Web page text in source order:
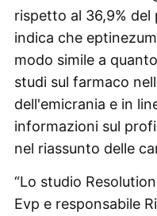
rispetto al 36,9% del
indica che
modo simile a
studi sul farmaco
dell'emicrania e in
informazioni sul
nel riassunto delle
“Lo studio
Evp e responsabile